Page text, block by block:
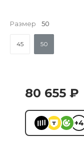
Размер 50
45 50
80 655 ₽
+4